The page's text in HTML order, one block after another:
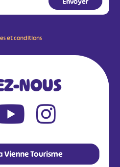
et conditions
NOUS
Vienne Tourisme